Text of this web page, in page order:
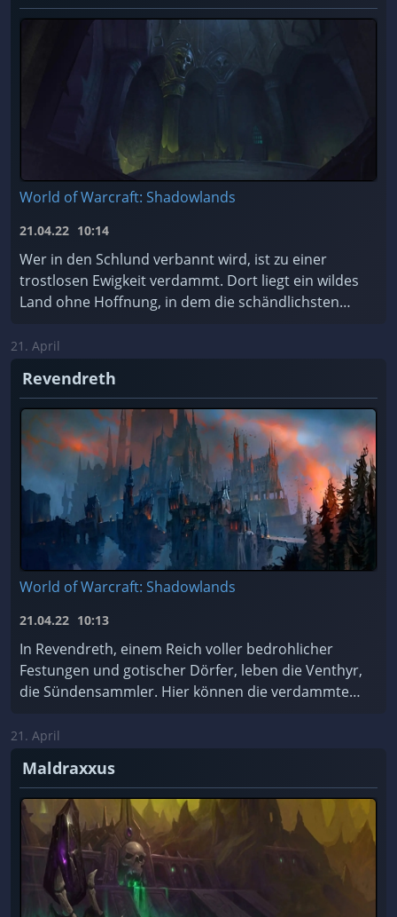
World of Warcraft: Shadowlands
21.04.22 10:14
Wer in den Schlund verbannt wird, ist zu einer
trostlosen Ewigkeit verdammt. Dort liegt ein wildes
Land ohne Hoffnung, in dem die schändlichsten
Soll ...
21. April
Revendreth
World of Warcraft: Shadowlands
21.04.22 10:13
In Revendreth, einem Reich voller bedrohlicher
Festungen und gotischer Dörfer, leben die Venthyr,
die Sündensammler. Hier können die verdammten
...
21. April
Maldraxxus